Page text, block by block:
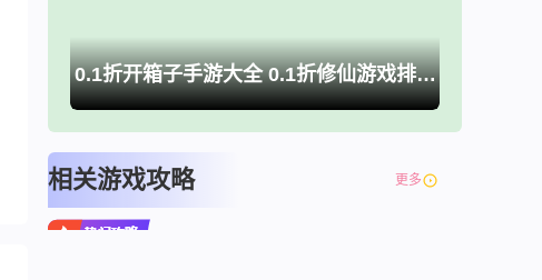
0.1折开箱子手游大全 0.1折修仙游戏排行榜推荐
相关游戏攻略 更多